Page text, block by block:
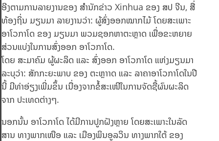
ອີງຕາມການລາຍງານຂອງ ສຳນັກຂ່າວ Xinhua ຂອງ ສປ ຈີນ, ສື່
ທ້ອງຖິ່ນ ມຽນມາ ລາຍງານວ່າ: ຜູ້ສົ່ງອອກໝາກໄມ້ ໂດຍສະເພາະ
ອາໂວກາໂດ ຂອງ ມຽນມາ ພວມຊອກຫາຕະຫຼາດ ເພື່ອຂະຫຍາຍ
ສ່ວນແບ່ງໃນການສົ່ງອອກ ອາໂວກາໂດ.
ໂດຍ ສະມາຄົມ ຜູ້ຜະລິດ ແລະ ສົ່ງອອກ ອາໂວກາໂດ ແຫ່ງມຽນມາ
ລະບຸວ່າ: ສັກກະຍະພາບ ຂອງ ຕະຫຼາາດ ແລະ ລາຄາອາໂວກາໂດໃນປີ
ນີ້ ມີທ່າອ່ຽງເພີ່ມຂຶ້ນ ເນື່ອງຈາກຂໍ້ສະເໜີໃນການຈັດຊື້ຜົນຜະລິດ
ຈາກ ປະເທດຕ່າງໆ.
ນອກນັ້ນ ອາໂວກາໂດ ໄດ້ມີການປູກຝັງຫຼາຍ ໂດຍສະເພາະໃນລັດ
ສານ ທາງພາກເໜືອ ແລະ ເມືອງພິນອູລວິນ ທາງພາກໃຕ້ ຂອງ